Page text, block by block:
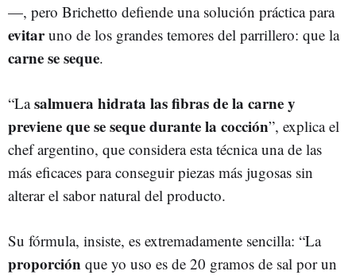
—, pero Brichetto defiende una solución práctica para
evitaruno de los grandes temores del parrillero: que la
carne se seque.
“Lasalmuera hidrata las fibras de la carne y
previene que se seque durante la cocción”, explica el
chef argentino, que considera esta técnica una de las
más eficaces para conseguir piezas más jugosas sin
alterar el sabor natural del producto.
Su fórmula, insiste, es extremadamente sencilla: “La
proporción que yo uso es de 20 gramos de sal por un